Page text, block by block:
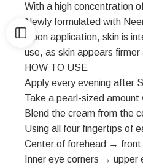
With a high concentration
Newly formulated with
Upon application, skin is
use, as skin appears
HOW TO USE
Apply every evening after
Take a pearl-sized
Blend the cream from the
Using all four fingertips of
Center of forehead →
Inner eye corners →